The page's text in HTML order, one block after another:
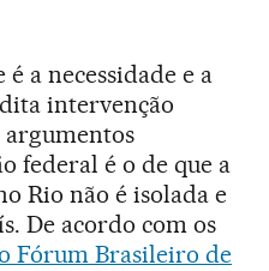
é a necessidade e a
intervenção
federal é o de que a
Rio não é isolada e
De acordo com os
Fórum Brasileiro de